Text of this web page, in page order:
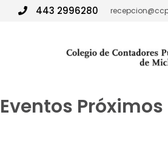
443 2996280
Eventos Próximos